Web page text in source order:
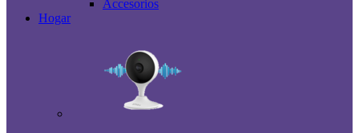
Accesorios
Hogar